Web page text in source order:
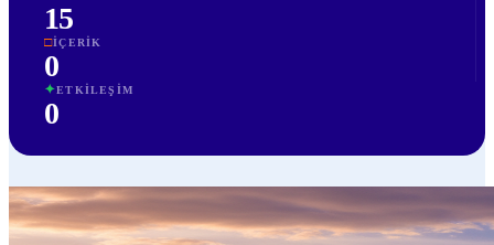
15
□İÇERIK
0
✦ETKILEŞIM
0